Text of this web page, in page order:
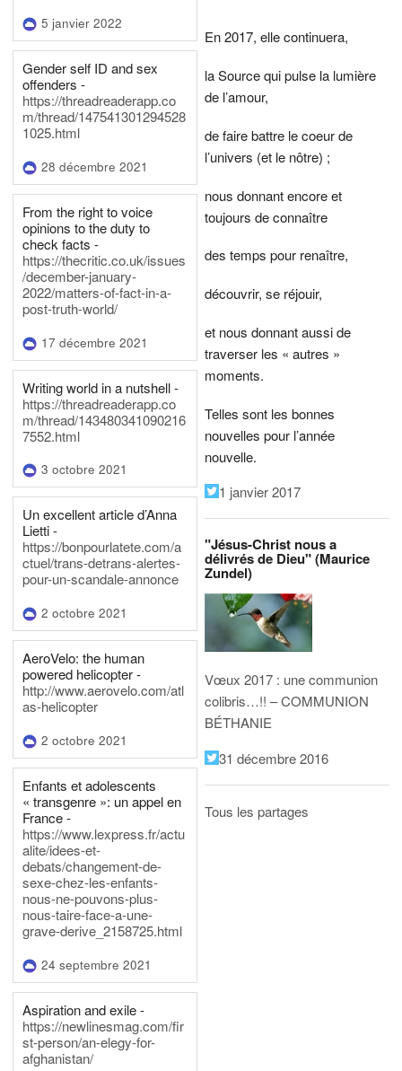
5 janvier 2022
Gender self ID and sex
offenders -
https://threadreaderapp.co
m/thread/147541301294528
1025.html
28 décembre 2021
From the right to voice
opinions to the duty to
check facts -
https://thecritic.co.uk/issues
/december-january-
2022/matters-of-fact-in-a-
post-truth-world/
17 décembre 2021
Writing world in a nutshell -
https://threadreaderapp.co
m/thread/143480341090216
7552.html
3 octobre 2021
Un excellent article d’Anna
Lietti -
https://bonpourlatete.com/a
ctuel/trans-detrans-alertes-
pour-un-scandale-annonce
2 octobre 2021
AeroVelo: the human
powered helicopter -
http://www.aerovelo.com/atl
as-helicopter
2 octobre 2021
Enfants et adolescents
« transgenre »: un appel en
France -
https://www.lexpress.fr/actu
alite/idees-et-
debats/changement-de-
sexe-chez-les-enfants-
nous-ne-pouvons-plus-
nous-taire-face-a-une-
grave-derive_2158725.html
24 septembre 2021
Aspiration and exile -
https://newlinesmag.com/fir
st-person/an-elegy-for-
afghanistan/
En 2017, elle continuera,
la Source qui pulse la lumière
de l’amour,
de faire battre le coeur de
l’univers (et le nôtre) ;
nous donnant encore et
toujours de connaître
des temps pour renaître,
découvrir, se réjouir,
et nous donnant aussi de
traverser les « autres »
moments.
Telles sont les bonnes
nouvelles pour l’année
nouvelle.
1 janvier 2017
"Jésus-Christ nous a
délivrés de Dieu" (Maurice
Zundel)
Vœux 2017 : une communion
colibris…!! – COMMUNION
BÉTHANIE
31 décembre 2016
Tous les partages